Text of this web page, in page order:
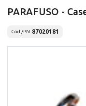
PARAFUSO -
Cód./PN 87020181